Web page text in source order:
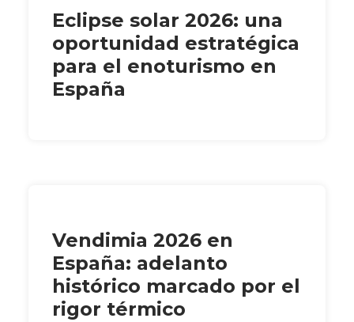
Eclipse solar 2026: una
oportunidad estratégica
para el enoturismo en
España
Vendimia 2026 en
España: adelanto
histórico marcado por el
rigor térmico